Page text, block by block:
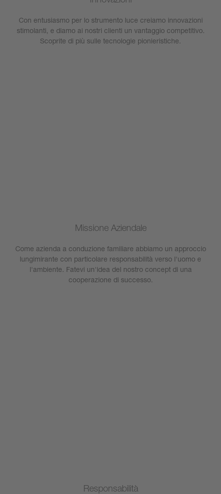
Con entusiasmo per lo strumento luce creiamo innovazioni
stimolanti, e diamo ai nostri clienti un vantaggio competitivo.
Scoprite di più sulle tecnologie pionieristiche.
Missione Aziendale
Come azienda a conduzione familiare abbiamo un approccio
lungimirante con particolare responsabilità verso l'uomo e
l'ambiente. Fatevi un'idea del nostro concept di una
cooperazione di successo.
Responsabilità